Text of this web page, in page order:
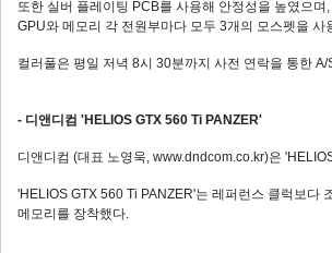
또한 실버 플레이팅 PCB를 사용해 안정성을 높였으
GPU와 메모리 각 전원부마다 모두 3개의 모스펫을
컬러풀은 평일 저녁 8시 30분까지 사전 연락을 통한
- 디앤디컴 'HELIOS GTX 560 Ti PANZER'
디앤디컴 (대표 노영욱, www.dndcom.co.kr)은
'HELIOS GTX 560 Ti PANZER'는 레퍼런스 클럭보
메모리를 장착했다.